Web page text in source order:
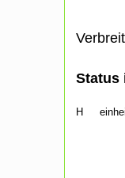
Status
H